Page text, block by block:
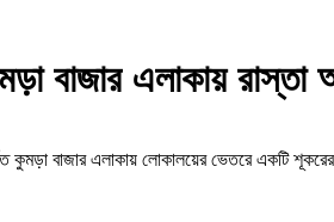
বাজার এলাকায় রাস্তা
বাজার এলাকায় লোকালয়ের ভেতরে একটি